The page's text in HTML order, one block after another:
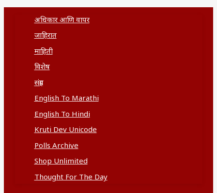
अधिकार आणि वापर
जाहिरात
माहिती
विशेष
संग्रह
English To Marathi
English To Hindi
Kruti Dev Unicode
Polls Archive
Shop Unlimited
Thought For The Day